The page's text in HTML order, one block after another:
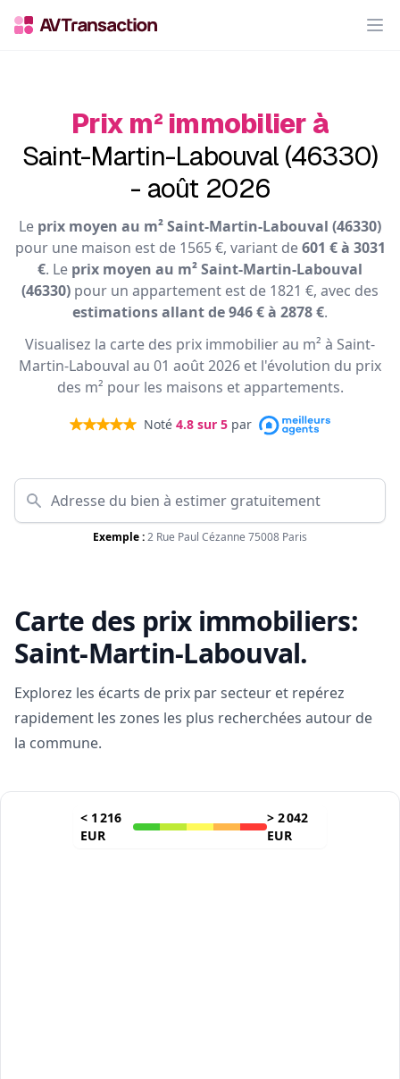
Prix m² immobilier à
Saint-Martin-Labouval (46330)
- août 2026
Le prix moyen au m² Saint-Martin-Labouval (46330)
pour une maison est de 1565 €, variant de601 € à 3031
€. Le prix moyen au m² Saint-Martin-Labouval
(46330) pour un appartement est de 1821 €, avec des
estimations allant de 946 € à 2878 €.
Visualisez la carte des prix immobilier au m² à Saint-
Martin-Labouval au 01 août 2026 et l'évolution du prix
des m² pour les maisons et appartements.
Noté 4.8 sur 5 par
Exemple :2 Rue Paul Cézanne 75008 Paris
Carte des prix immobiliers:
Saint-Martin-Labouval.
Explorez les écarts de prix par secteur et repérez
rapidement les zones les plus recherchées autour de
la commune.
< 1 216
EUR
> 2 042
EUR